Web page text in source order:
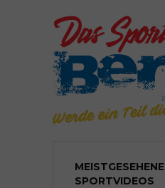
MEISTGESEHENE
SPORTVIDEOS